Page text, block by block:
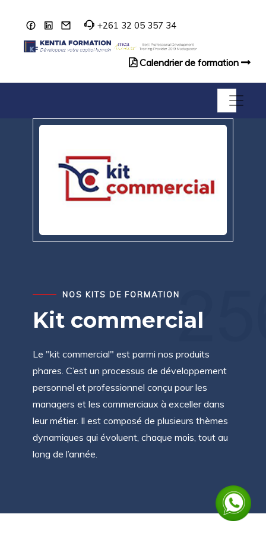
+261 32 05 357 34
Calendrier de formation
NOS KITS DE FORMATION
kit commercial
Le "kit commercial" est parmi nos produits
phares. C’est un processus de développement
personnel et professionnel conçu pour les
managers et les commerciaux à exceller dans
leur métier. Il est composé de plusieurs thèmes
dynamiques qui évoluent, chaque mois, tout au
long de l’année.